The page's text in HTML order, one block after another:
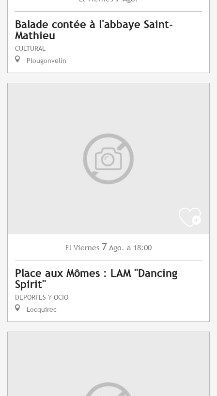
Balade contée à l'abbaye Saint-
Mathieu
CULTURAL
Plougonvelin
El Viernes 7 Ago. a 18:00
Place aux Mômes : LAM "Dancing
Spirit"
DEPORTES Y OCIO
Locquirec